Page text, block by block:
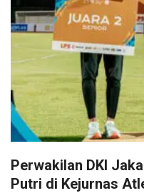
Perwakilan DKI
Putri di Kejurnas